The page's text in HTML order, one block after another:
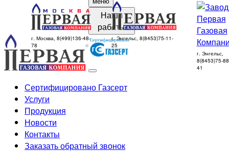
Наши
работы
г. Москва, 8(499)136-48-
78
г. Энгельс, 8(8453)75-11-
25
г. Энгельс,
8(8453)75-
41
Сертифицировано Газсерт
Услуги
Продукция
Новости
Контакты
Заказать обратный звонок